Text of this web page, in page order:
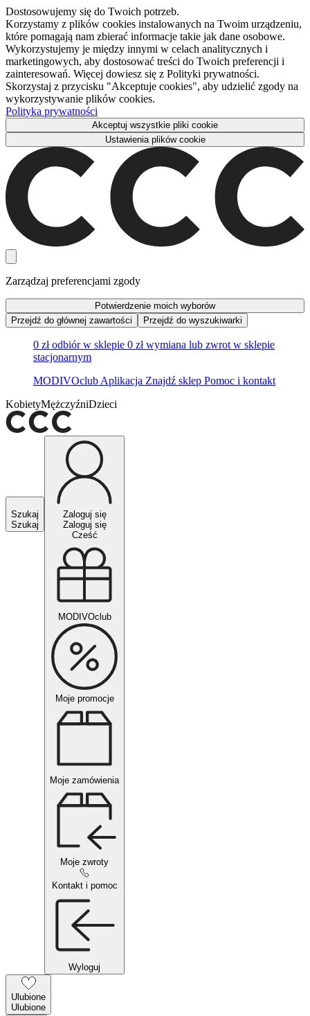
Dostosowujemy się do Twoich potrzeb.
Korzystamy z plików cookies instalowanych na Twoim urządzeniu,
które pomagają nam zbierać informacje takie jak dane osobowe.
Wykorzystujemy je między innymi w celach analitycznych i
marketingowych, aby dostosować treści do Twoich preferencji i
zainteresowań. Więcej dowiesz się z Polityki prywatności.
Skorzystaj z przycisku "Akceptuje cookies", aby udzielić zgody na
wykorzystywanie plików cookies.
Polityka prywatności
Akceptuj wszystkie pliki cookie
Ustawienia plików cookie
Zarządzaj preferencjami zgody
Potwierdzenie moich wyborów
Przejdź do głównej zawartości
Przejdź do wyszukiwarki
0 zł odbiór w sklepie 0 zł wymiana lub zwrot w sklepie
stacjonarnym
MODIVOclub Aplikacja Znajdź sklep Pomoc i kontakt
KobietyMężczyźniDzieci
Szukaj
Szukaj
Zaloguj się
Zaloguj się
Cześć
MODIVOclub
Moje promocje
Moje zamówienia
Moje zwroty
Kontakt i pomoc
Wyloguj
Ulubione
Ulubione